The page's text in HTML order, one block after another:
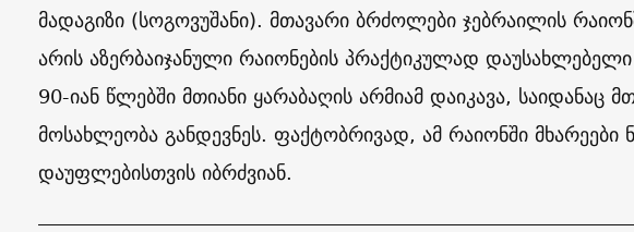
მადაგიზი (სოგოვუშანი). მთავარი ბრძოლები ჯებრაილის
არის აზერბაიჯანული რაიონების პრაქტიკულად
90-იან წლებში მთიანი ყარაბაღის არმიამ დაიკავა, საიდანაც
მოსახლეობა განდევნეს. ფაქტობრივად, ამ რაიონში მხარეები
დაუფლებისთვის იბრძვიან.